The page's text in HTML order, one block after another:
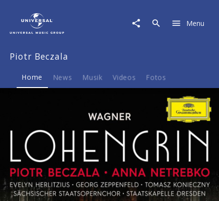
Musik
Merch
Menu
Piotr Beczala
Home News Musik Videos Fotos